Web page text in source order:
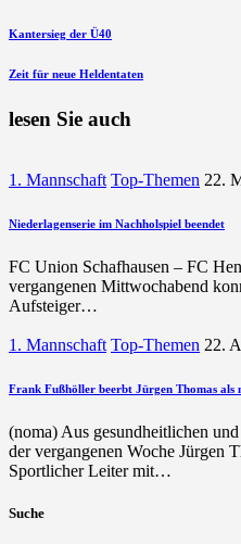
Beitragsnavigation
vorherigen
Kantersieg der Ü40
nächsten
Zeit für neue Heldentaten
lesen Sie auch
1. Mannschaft Top-Themen 22.
Niederlagenserie im Nachholspiel beendet
FC Union Schafhausen –
vergangenen Mittwochabend
Aufsteiger…
1. Mannschaft Top-Themen 22.
Frank Fußhöller beerbt Jürgen Thomas als
(noma) Aus gesundheitlichen
der vergangenen Woche Jürgen
Sportlicher Leiter mit…
Suche